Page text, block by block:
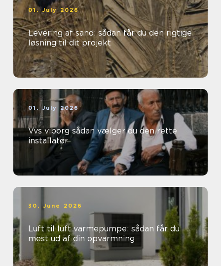
01. July 2026
Levering af sand: sådan får du den rigtige
løsning til dit projekt
01. July 2026
Vvs viborg sådan vælger du den rette
installatør
30. June 2026
Luft til luft varmepumpe: sådan får du
mest ud af din opvarmning